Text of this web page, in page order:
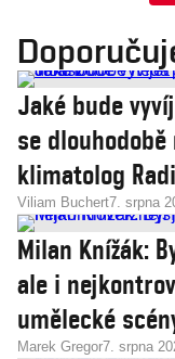
Jaké bude
se
klimatolog
Viliam Buchert7. srpna
Milan Knížák:
ale i
umělecké
Marek Gregor7. srpna